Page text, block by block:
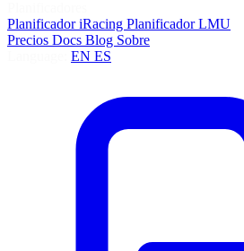
Planificador iRacing Planificador LMU
Precios Docs Blog Sobre
EN ES